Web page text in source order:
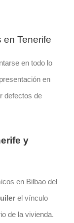
en Tenerife
en todo lo
en
defectos de
y
en Bilbao del
el vínculo
de la vivienda.